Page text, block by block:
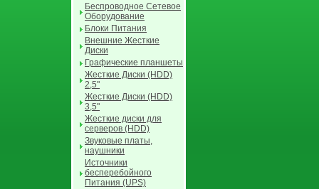
Беспроводное Сетевое
Оборудование
Блоки Питания
Внешние Жесткие
Диски
Графические планшеты
Жесткие Диски (HDD)
2,5"
Жесткие Диски (HDD)
3,5"
Жесткие диски для
серверов (HDD)
Звуковые платы,
наушники
Источники
бесперебойного
Питания (UPS)